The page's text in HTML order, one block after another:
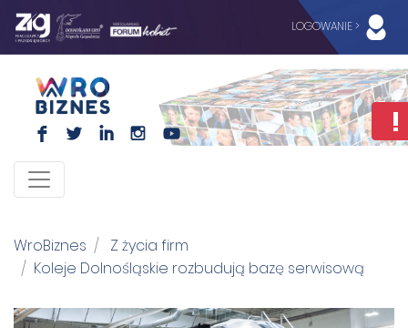
LOGOWANIE >
F L I I
WroBiznes
Z życia firm
Koleje Dolnośląskie rozbudują bazę serwisową